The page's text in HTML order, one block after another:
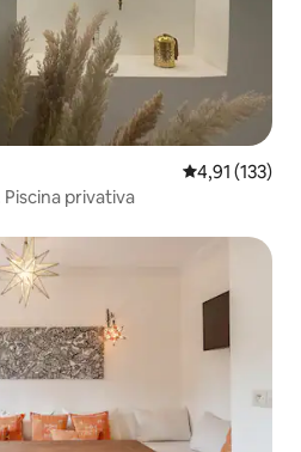
4,91 de uma
4,91 (133)
privativa